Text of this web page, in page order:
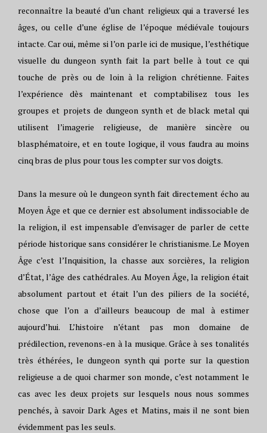
reconnaître la beauté d’un chant religieux qui a traversé les
âges, ou celle d’une église de l’époque médiévale toujours
intacte. Car oui, même si l’on parle ici de musique, l’esthétique
visuelle du dungeon synth fait la part belle à tout ce qui
touche de près ou de loin à la religion chrétienne. Faites
l’expérience dès maintenant et comptabilisez tous les
groupes et projets de dungeon synth et de black metal qui
utilisent l’imagerie religieuse, de manière sincère ou
blasphématoire, et en toute logique, il vous faudra au moins
cinq bras de plus pour tous les compter sur vos doigts.
Dans la mesure où le dungeon synth fait directement écho au
Moyen Âge et que ce dernier est absolument indissociable de
la religion, il est impensable d’envisager de parler de cette
période historique sans considérer le christianisme. Le Moyen
Âge c’est l’Inquisition, la chasse aux sorcières, la religion
d’État, l’âge des cathédrales. Au Moyen Âge, la religion était
absolument partout et était l’un des piliers de la société,
chose que l’on a d’ailleurs beaucoup de mal à estimer
aujourd’hui. L’histoire n’étant pas mon domaine de
prédilection, revenons-en à la musique. Grâce à ses tonalités
très éthérées, le dungeon synth qui porte sur la question
religieuse a de quoi charmer son monde, c’est notamment le
cas avec les deux projets sur lesquels nous nous sommes
penchés, à savoir Dark Ages et Matins, mais il ne sont bien
évidemment pas les seuls.